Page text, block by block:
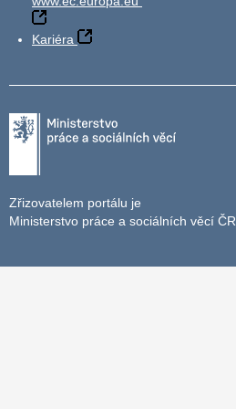
Kariéra
Zřizovatelem portálu je
Ministerstvo práce a sociálních věcí ČR